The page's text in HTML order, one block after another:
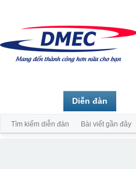
Diễn đàn
Tìm kiếm diễn đàn Bài viết gần đây